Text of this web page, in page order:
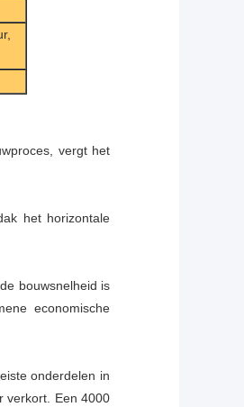
vergt het
het horizontale
bouwsnelheid is
economische
onderdelen in
verkort. Een 4000